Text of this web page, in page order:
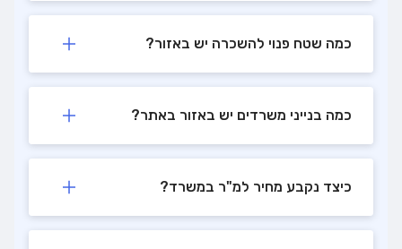
כמה שטח פנוי להשכרה יש באזור?
כמה בנייני משרדים יש באזור באתר?
כיצד נקבע מחיר למ"ר במשרד?